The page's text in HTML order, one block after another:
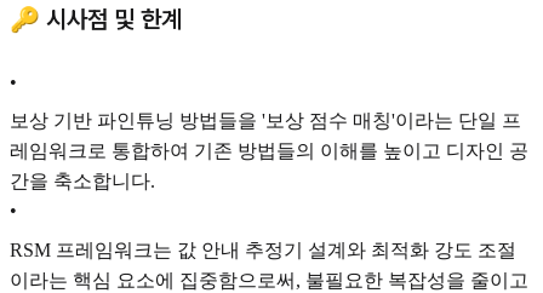
🔑 시사점 및 한계
•
보상 기반 파인튜닝 방법들을 '보상 점수 매칭'이라는 단일 프
레임워크로 통합하여 기존 방법들의 이해를 높이고 디자인 공
간을 축소합니다.
•
RSM 프레임워크는 값 안내 추정기 설계와 최적화 강도 조절
이라는 핵심 요소에 집중함으로써, 불필요한 복잡성을 줄이고